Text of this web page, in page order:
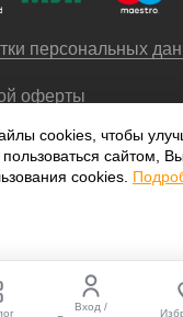
персональных
оферты
Вход /
cookies, чтобы
сайтом,
cookies.